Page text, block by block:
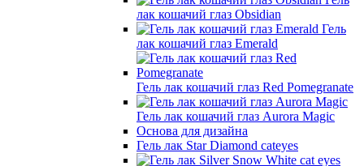
лак кошачий глаз Obsidian
Гель
лак кошачий глаз Emerald
Гель лак кошачий глаз Red Pomegranate
Гель лак кошачий глаз Aurora Magic
Основа для дизайна
Гель лак Star Diamond cateyes